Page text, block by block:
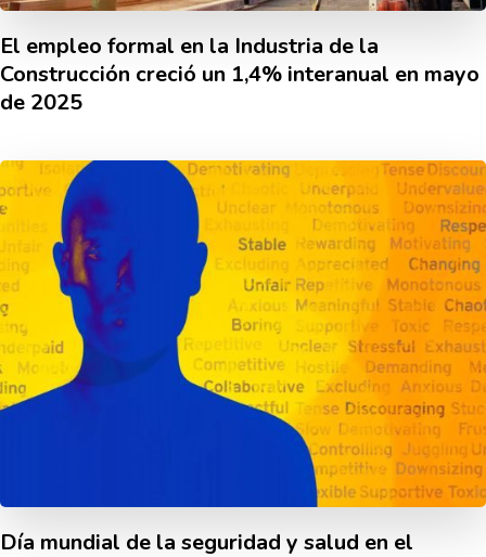
El empleo formal en la Industria de la
Construcción creció un 1,4% interanual en mayo
de 2025
Día mundial de la seguridad y salud en el